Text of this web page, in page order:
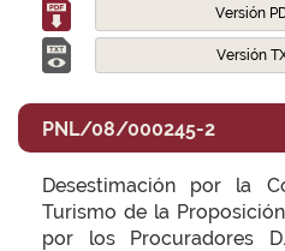
Versión
Versión
PNL/08/000245-2
Desestimación por la
Turismo de la
por los Procuradores